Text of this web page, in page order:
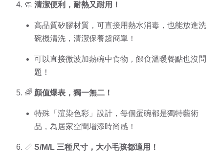
🧼 清潔便利，耐熱又耐用！
高品質矽膠材質，可直接用熱水消毒，也能放進洗
碗機清洗，清潔保養超簡單！
可以直接微波加熱碗中食物，餵食溫暖餐點也沒問
題！
🌈 顏值爆表，獨一無二！
特殊「渲染色彩」設計，每個蛋碗都是獨特藝術
品，為居家空間增添時尚感！
📏 S/M/L 三種尺寸，大小毛孩都適用！